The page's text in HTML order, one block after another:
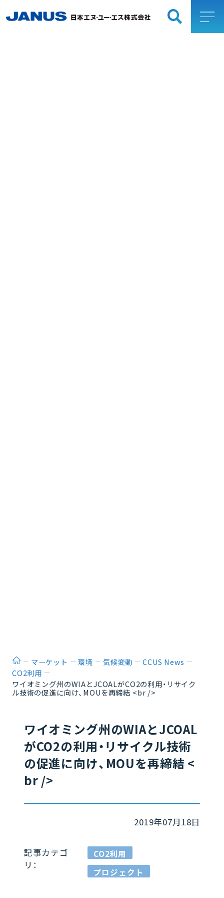
ホームマーケット 環境 気候変動
CCUS News
CO2利用
ワイオミング州のWIAとJCOALがCO2の利用・リサイク
ル技術の促進に向け、MOUを再締結 <br />
ワイオミング州のWIAとJCOAL
がCO2の利用・リサイクル技術
の促進に向け、MOUを再締結 <
br />
2019年07月18日
記事カテゴ
リ：
CO2利用
プロジェクト